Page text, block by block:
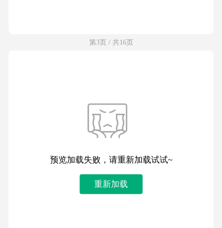
第3页 / 共16页
预览加载失败，请重新加载试试~
重新加载